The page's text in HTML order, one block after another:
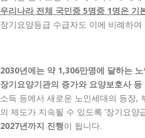
우리나라 전체 국민중 5명중 1명은 기
장기요양등급 수급자도 이에 비례하여
2030년에는 약 1,306만명에 달하는
장기요양기관의 증가와 요양보호사
소득 등에서 새로운 노인세대의 등장,
의 제도가 지속될 수 있도록 ‘장기요
2027년까지 진행이 됩니다.